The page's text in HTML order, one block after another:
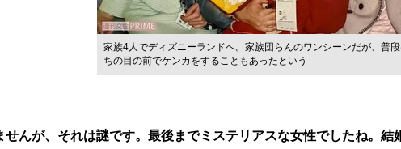
家族4人でディズニーランドへ。家族団らんのワンシーンだが、普
ちの目の前でケンカをすることもあったという
んが、それは謎です。最後までミステリアスな女性でしたね。